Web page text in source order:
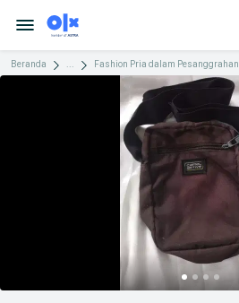
Beranda Fashion Pria dalam Pesanggrahan